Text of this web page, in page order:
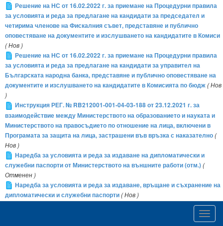
Решение на НС от 16.02.2022 г. за приемане на Процедурни правила
за условията и реда за предлагане на кандидати за председател и
четирима членове на Фискалния съвет, представяне и публично
оповестяване на документите и изслушването на кандидатите в Комиси
( Нов )
Решение на НС от 16.02.2022 г. за приемане на Процедурни правила
за условията и реда за предлагане на кандидати за управител на
Българската народна банка, представяне и публично оповестяване на
документите и изслушването на кандидатите в Комисията по бюдж( Нов
)
Инструкция РЕГ. № RB212001-001-04-03-188 от 23.12.2021 г. за
взаимодействие между Министерството на образованието и науката и
Министерството на правосъдието по отношение на лица, включени в
Програмата за защита на лица, застрашени във връзка с наказателно(
Нов )
Наредба за условията и реда за издаване на дипломатически и
служебни паспорти от Министерството на външните работи (отм.)(
Отменен )
Наредба за условията и реда за издаване, връщане и съхранение на
дипломатически и служебни паспорти( Нов )
Наредба № 8 от 8.11.2018 г. за организацията и дейността на Съвета